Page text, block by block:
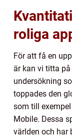
roliga
För att få en
är kan vi titta
undersökning
toppades den
som till
Mobile. Dessa
världen och har